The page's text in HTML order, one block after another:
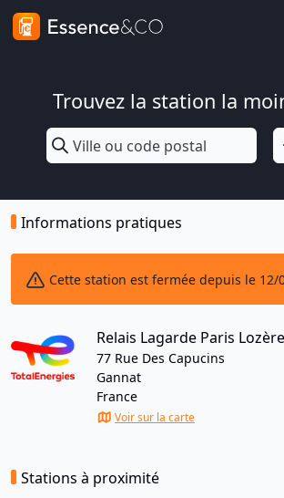
Trouvez la station la
Informations pratiques
Cette station est fermée depuis le 12/
Relais Lagarde Paris Lozère
77 Rue Des Capucins
Gannat
France
Voir sur la carte
Stations à proximité